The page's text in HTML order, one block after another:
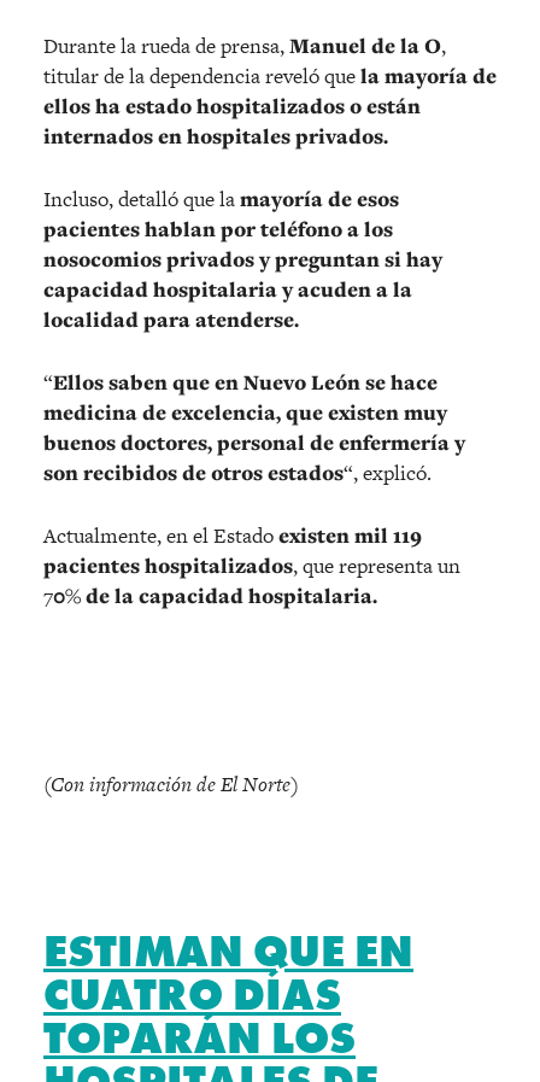
Durante la rueda de prensa,Manuel de la O,
titular de la dependencia reveló quela mayoría de
ellos ha estado hospitalizados o están
internados en hospitales privados.
Incluso, detalló que lamayoría de esos
pacientes hablan por teléfono a los
nosocomios privados y preguntan si hay
capacidad hospitalaria y acuden a la
localidad para atenderse.
“Ellos saben que en Nuevo León se hace
medicina de excelencia, que existen muy
buenos doctores, personal de enfermería y
son recibidos de otros estados“, explicó.
Actualmente, en el Estadoexisten mil 119
pacientes hospitalizados, que representa un
70% de la capacidad hospitalaria.
(Con información de El Norte)
ESTIMAN QUE EN
CUATRO DÍAS
TOPARÁN LOS